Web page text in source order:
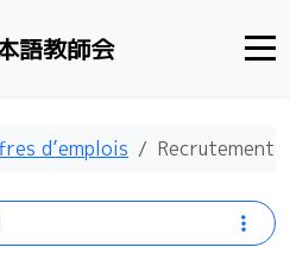
語教師会
d’emplois Recrutement